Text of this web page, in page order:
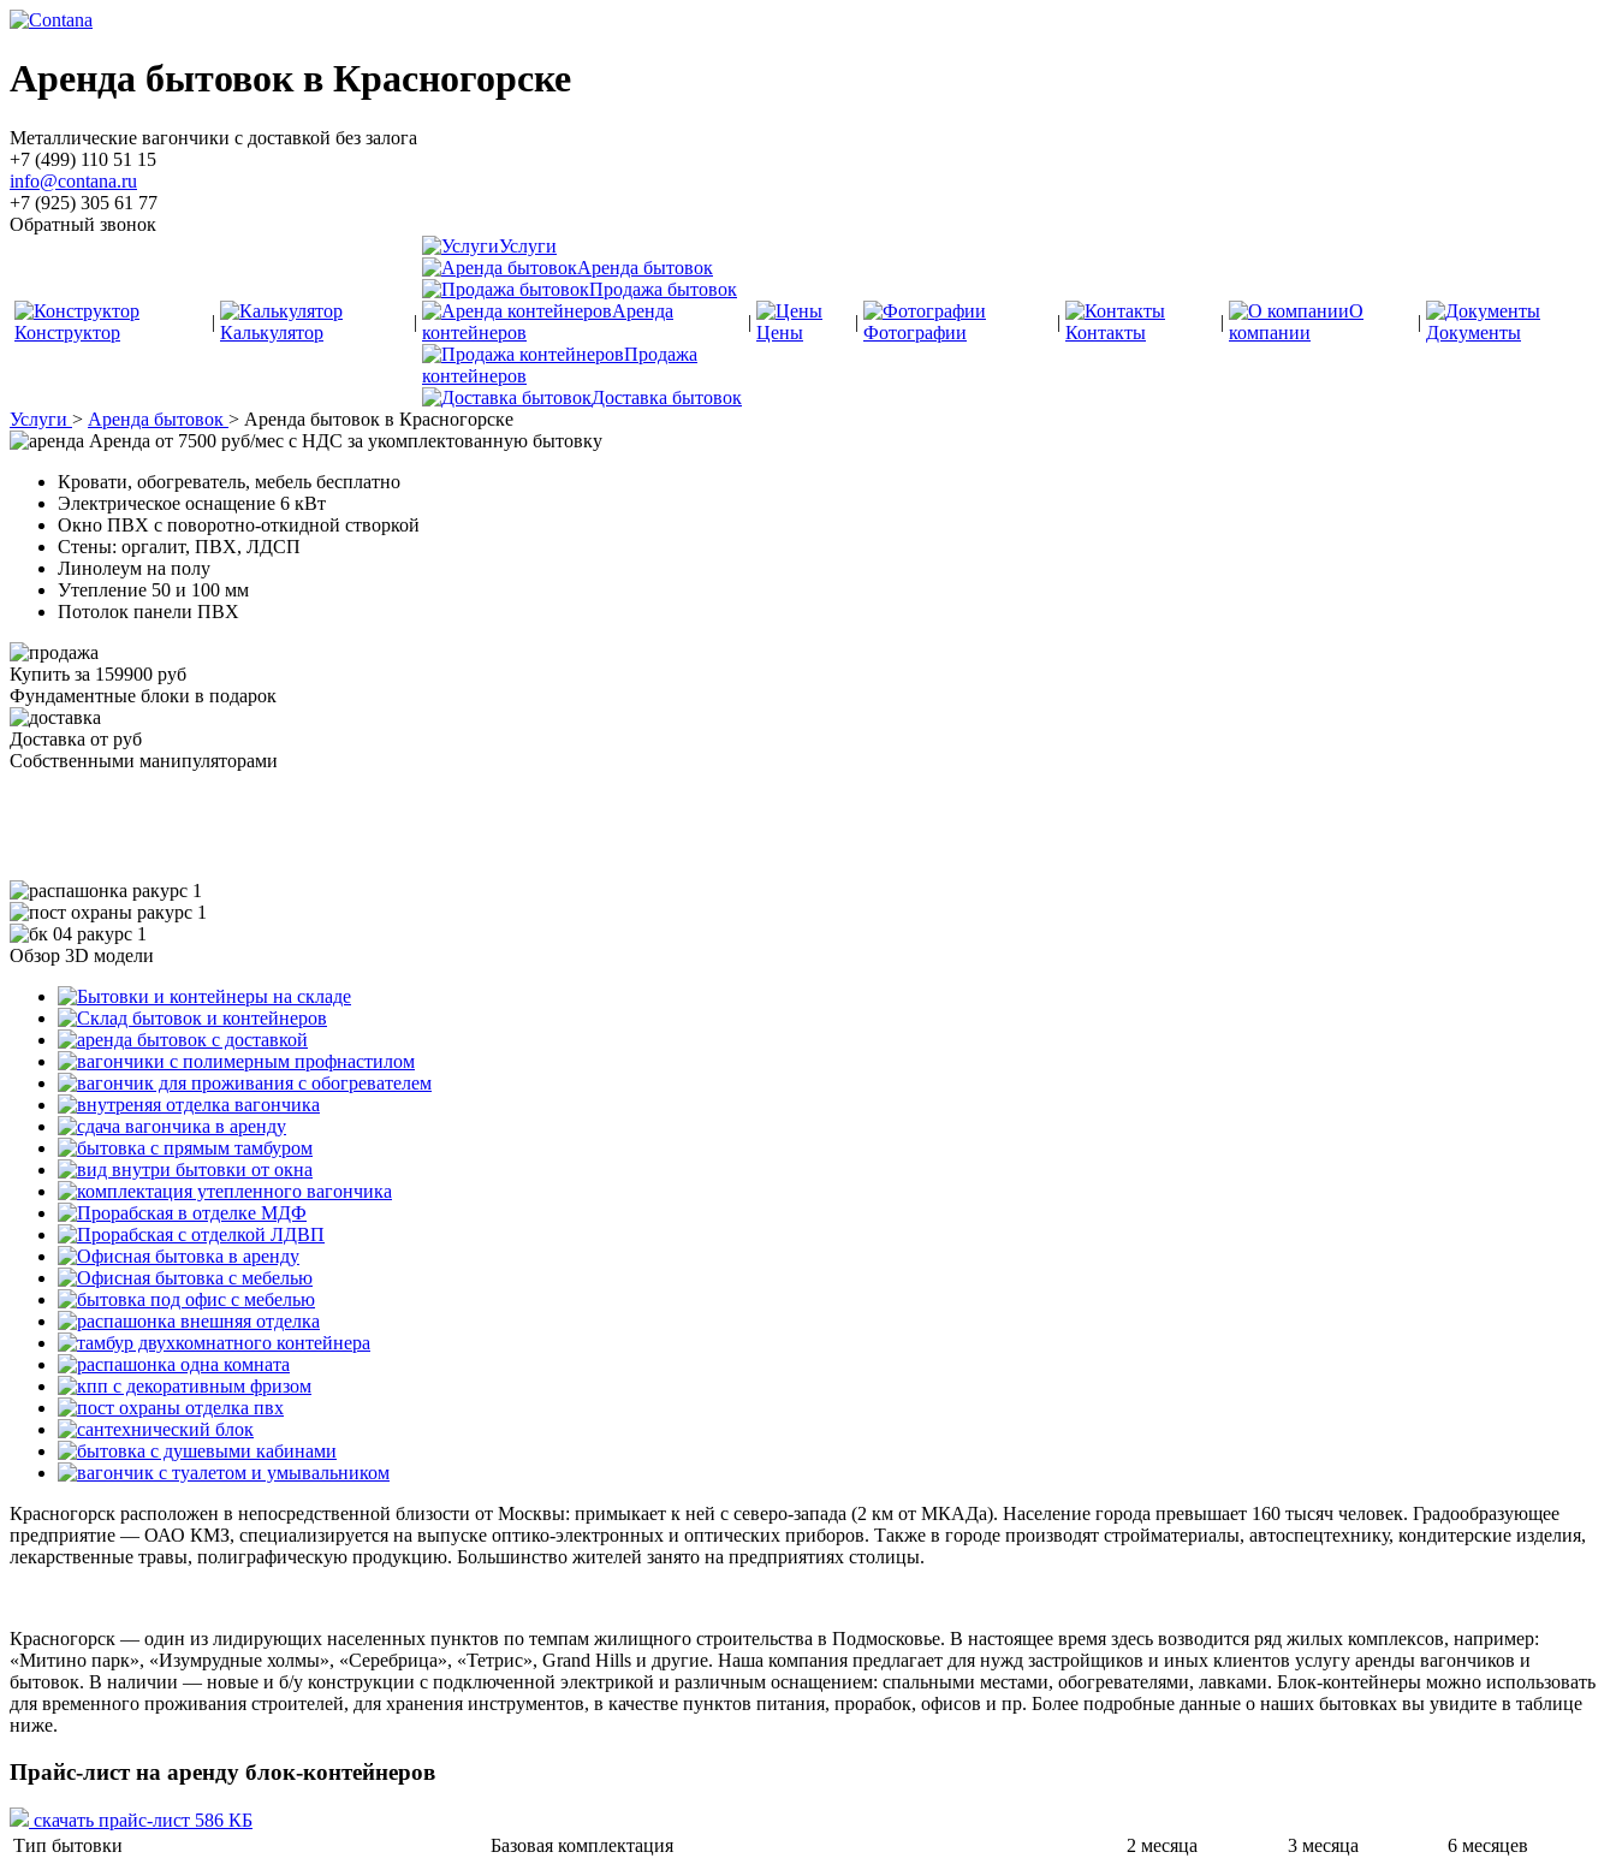
Аренда бытовок в Красногорске
Металлические вагончики с доставкой без залога
+7 (499) 110 51 15
info@contana.ru
+7 (925) 305 61 77
Обратный звонок
Конструктор
|
Калькулятор
|
Услуги
Аренда бытовок
Продажа бытовок
Аренда
контейнеров
Продажа
контейнеров
Доставка бытовок
|
Цены
|
Фотографии
|
Контакты
|
О
компании
|
Документы
Услуги > Аренда бытовок > Аренда бытовок в Красногорске
Аренда от 7500 руб/мес с НДС за укомплектованную бытовку
Кровати, обогреватель, мебель бесплатно
Электрическое оснащение 6 кВт
Окно ПВХ с поворотно-откидной створкой
Стены: оргалит, ПВХ, ЛДСП
Линолеум на полу
Утепление 50 и 100 мм
Потолок панели ПВХ
Купить за 159900 руб
Фундаментные блоки в подарок
Доставка от руб
Собственными манипуляторами
Обзор 3D модели
Красногорск расположен в непосредственной близости от Москвы: примыкает к ней с северо-запада (2 км от МКАДа). Население города превышает 160 тысяч человек. Градообразующее
предприятие — ОАО КМЗ, специализируется на выпуске оптико-электронных и оптических приборов. Также в городе производят стройматериалы, автоспецтехнику, кондитерские изделия,
лекарственные травы, полиграфическую продукцию. Большинство жителей занято на предприятиях столицы.
Красногорск — один из лидирующих населенных пунктов по темпам жилищного строительства в Подмосковье. В настоящее время здесь возводится ряд жилых комплексов, например:
«Митино парк», «Изумрудные холмы», «Серебрица», «Тетрис», Grand Hills и другие. Наша компания предлагает для нужд застройщиков и иных клиентов услугу аренды вагончиков и
бытовок. В наличии — новые и б/у конструкции с подключенной электрикой и различным оснащением: спальными местами, обогревателями, лавками. Блок-контейнеры можно использовать
для временного проживания строителей, для хранения инструментов, в качестве пунктов питания, прорабок, офисов и пр. Более подробные данные о наших бытовках вы увидите в таблице
ниже.
Прайс-лист на аренду блок-контейнеров
скачать прайс-лист 586 КБ
Тип бытовки
Базовая комплектация 2 месяца 3 месяца 6 месяцев